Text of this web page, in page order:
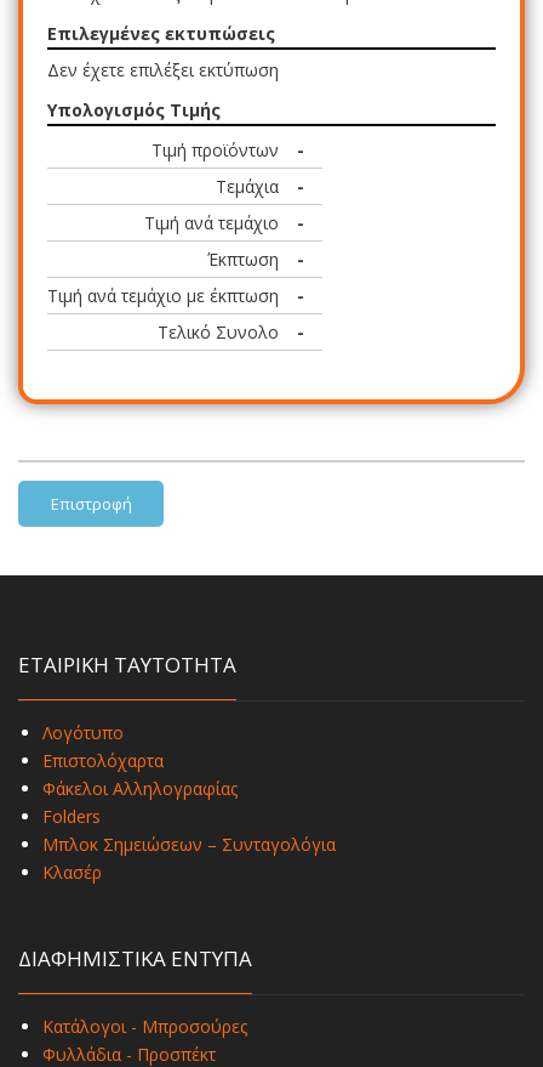
Επιλεγμένες εκτυπώσεις
Δεν έχετε επιλέξει εκτύπωση
Υπολογισμός Τιμής
Τιμή προϊόντων
-
Τεμάχια
-
Τιμή ανά τεμάχιο
-
Έκπτωση
-
Τιμή ανά τεμάχιο με έκπτωση
-
Τελικό Συνολο
-
Επιστροφή
ΕΤΑΙΡΙΚΗ ΤΑΥΤΟΤΗΤΑ
Λογότυπο
Επιστολόχαρτα
Φάκελοι Αλληλογραφίας
Folders
Μπλοκ Σημειώσεων – Συνταγολόγια
Κλασέρ
ΔΙΑΦΗΜΙΣΤΙΚΑ ΕΝΤΥΠΑ
Κατάλογοι - Μπροσούρες
Φυλλάδια - Προσπέκτ